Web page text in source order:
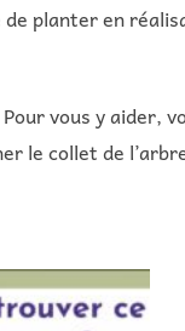
planter en
vous y aider,
le collet de